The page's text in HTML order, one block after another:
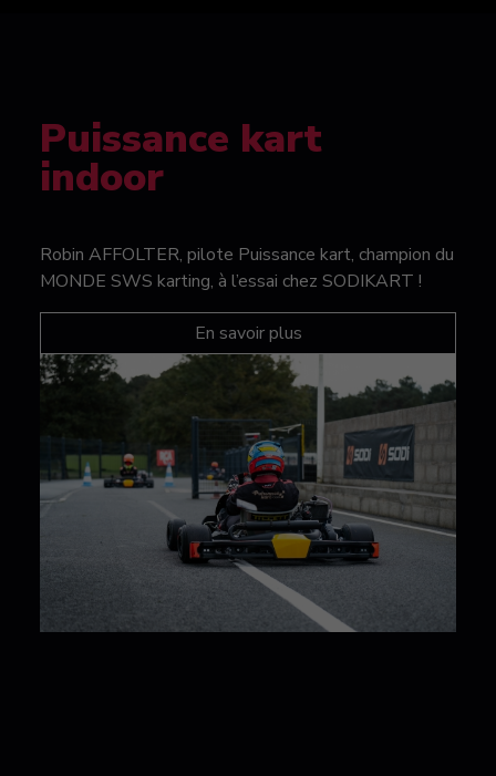
Puissance kart
indoor
Robin AFFOLTER, pilote Puissance kart, champion du
MONDE SWS karting, à l’essai chez SODIKART !
En savoir plus